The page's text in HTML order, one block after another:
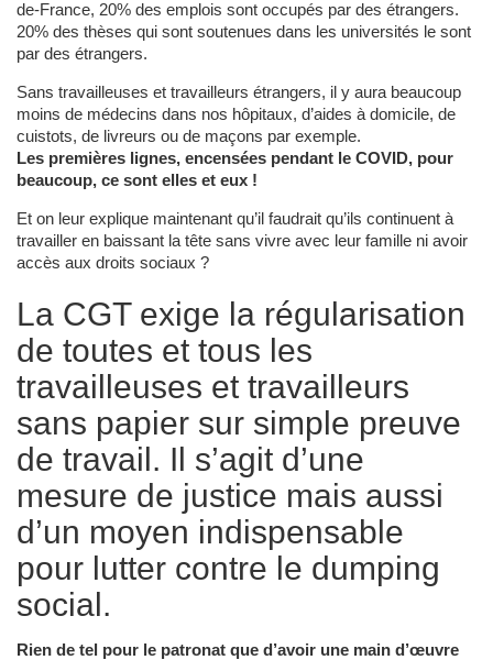
de-France, 20% des emplois sont occupés par des étrangers.
20% des thèses qui sont soutenues dans les universités le sont
par des étrangers.
Sans travailleuses et travailleurs étrangers, il y aura beaucoup
moins de médecins dans nos hôpitaux, d’aides à domicile, de
cuistots, de livreurs ou de maçons par exemple.
Les premières lignes, encensées pendant le COVID, pour
beaucoup, ce sont elles et eux !
Et on leur explique maintenant qu’il faudrait qu’ils continuent à
travailler en baissant la tête sans vivre avec leur famille ni avoir
accès aux droits sociaux ?
La CGT exige la régularisation
de toutes et tous les
travailleuses et travailleurs
sans papier sur simple preuve
de travail. Il s’agit d’une
mesure de justice mais aussi
d’un moyen indispensable
pour lutter contre le dumping
social.
Rien de tel pour le patronat que d’avoir une main d’œuvre